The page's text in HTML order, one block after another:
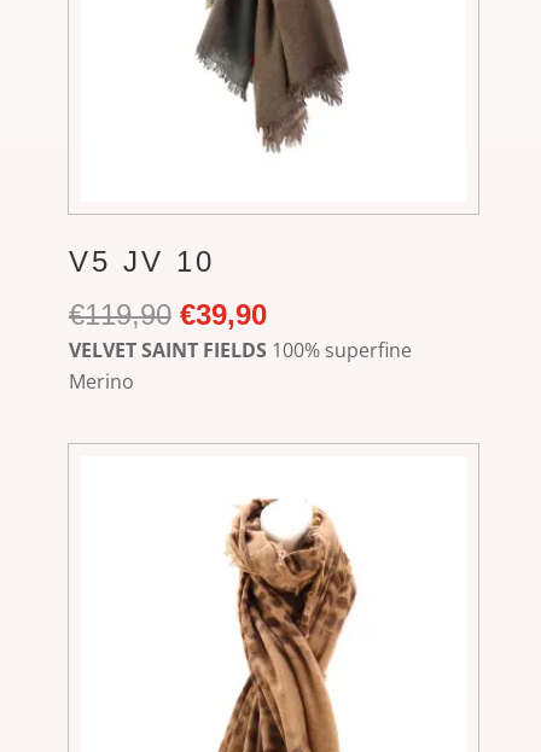
V5 JV 10
€119,90 Ursprünglicher
Preis
€39,90Aktueller
Preis
VELVET SAINT FIELDS 100% superfine
Merino